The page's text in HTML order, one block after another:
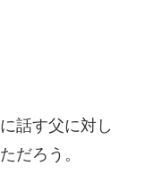
話す父に対し
だろう。